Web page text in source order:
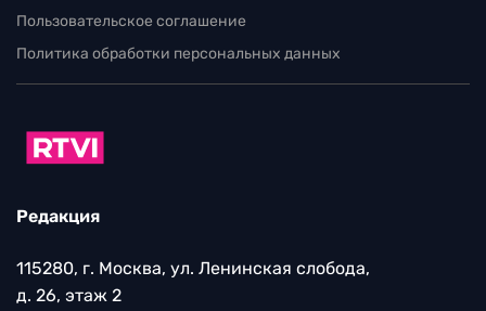
Пользовательское соглашение
Политика обработки персональных данных
Редакция
115280, г. Москва, ул. Ленинская слобода,
д. 26, этаж 2